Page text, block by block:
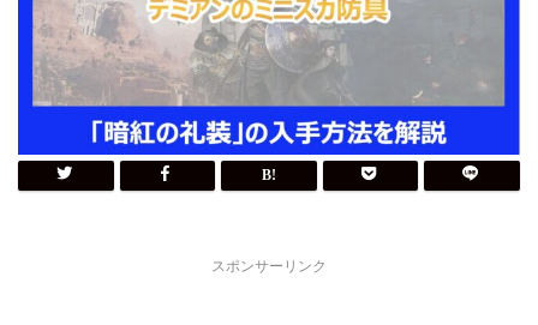
スポンサーリンク